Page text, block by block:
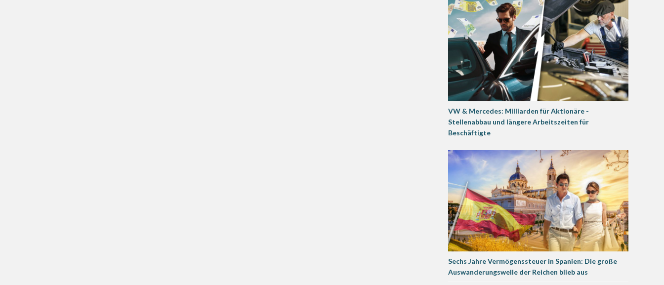
VW & Mercedes: Milliarden für Aktionäre -
Stellenabbau und längere Arbeitszeiten für
Beschäftigte
Sechs Jahre Vermögenssteuer in Spanien: Die große
Auswanderungswelle der Reichen blieb aus